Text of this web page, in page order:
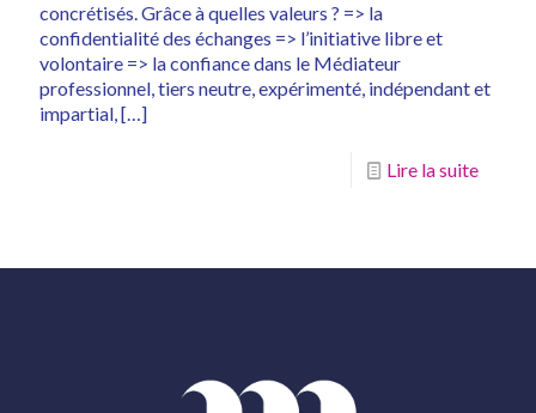
concrétisés. Grâce à quelles valeurs ? => la
confidentialité des échanges => l’initiative libre et
volontaire => la confiance dans le Médiateur
professionnel, tiers neutre, expérimenté, indépendant et
impartial, […]
Lire la suite